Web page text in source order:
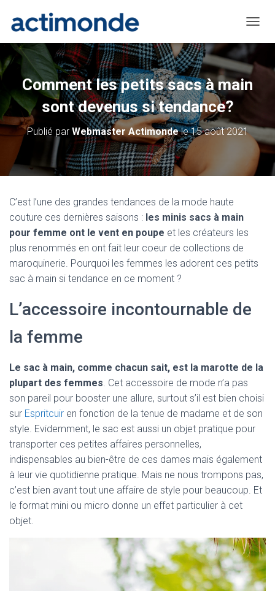
É
P
L
A
Comment les petits sacs à main
sont devenus si tendance?
Publié par Webmaster Actimondele15 août 2021
C’est l’une des grandes tendances de la mode haute
couture ces dernières saisons : les minis sacs à main
pour femme ont le vent en poupe et les créateurs les
plus renommés en ont fait leur coeur de collections de
maroquinerie. Pourquoi les femmes les adorent ces petits
sac à main si tendance en ce moment ?
L’accessoire incontournable de
la femme
Le sac à main, comme chacun sait, est la marotte de la
plupart des femmes. Cet accessoire de mode n’a pas
son pareil pour booster une allure, surtout s’il est bien choisi
sur Espritcuir en fonction de la tenue de madame et de son
style. Evidemment, le sac est aussi un objet pratique pour
transporter ces petites affaires personnelles,
indispensables au bien-être de ces dames mais également
à leur vie quotidienne pratique. Mais ne nous trompons pas,
c’est bien avant tout une affaire de style pour beaucoup. Et
le format mini ou micro donne un effet particulier à cet
objet.